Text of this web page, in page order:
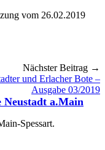
vom 26.02.2019
Nächster Beitrag →
und Erlacher Bote –
Ausgabe 03/2019
Neustadt a.Main
Spessart.